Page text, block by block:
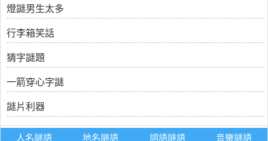
燈謎男生太多
行李箱笑話
猜字謎題
一箭穿心字謎
謎片利器
人名謎語 地名謎語 詞語謎語 音樂謎語